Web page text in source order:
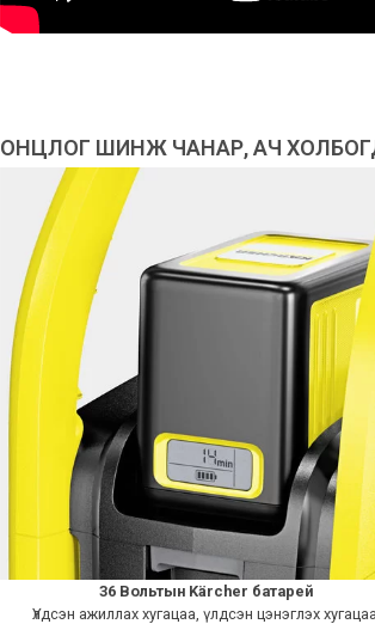
ОНЦЛОГ ШИНЖ ЧАНАР, АЧ
36 Вольтын Kärcher батарей
Үлдсэн ажиллах хугацаа, үлдсэн цэнэглэх хугацаа,